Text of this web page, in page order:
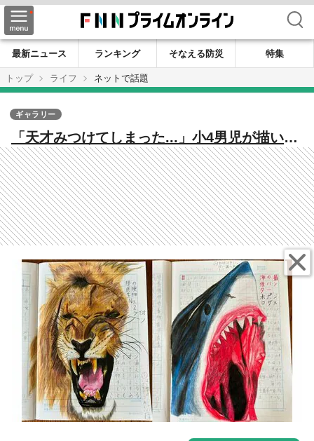
検索
最新ニュース ランキング そなえる防災
特集
トップ
ライフ ネットで話題
「天才みつけてしまった...」小4男児が描いた
動物がどれもリアル！お気に入りは？迫力あ
る作品をいろいろ見せてもらった
ギャラリー